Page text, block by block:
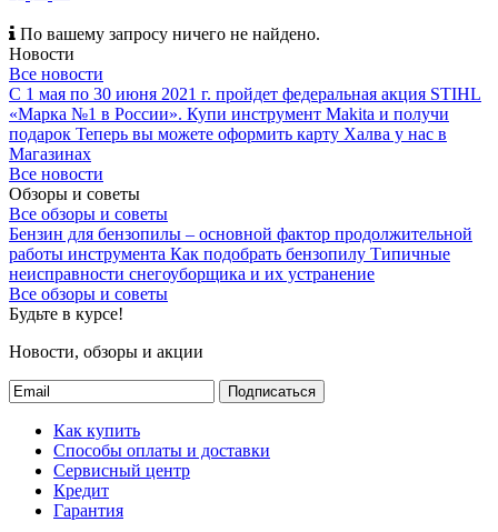
По вашему запросу ничего не найдено.
Новости
Все новости
С 1 мая по 30 июня 2021 г. пройдет федеральная акция STIHL
«Марка №1 в России». Купи инструмент Makita и получи
подарок Теперь вы можете оформить карту Халва у нас в
Магазинах
Все новости
Обзоры и советы
Все обзоры и советы
Бензин для бензопилы – основной фактор продолжительной
работы инструмента Как подобрать бензопилу Типичные
неисправности снегоуборщика и их устранение
Все обзоры и советы
Будьте в курсе!
Новости, обзоры и акции
Подписаться
Как купить
Способы оплаты и доставки
Сервисный центр
Кредит
Гарантия